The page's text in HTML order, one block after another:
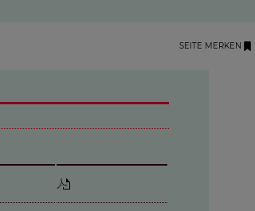
SEITE MERKEN